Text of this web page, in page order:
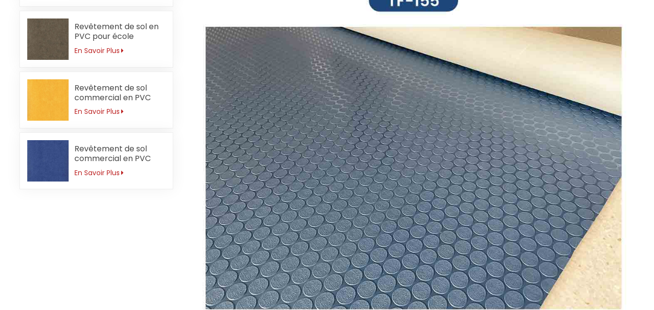
Revêtement de sol en
PVC pour école
secondaire 3 mm
résistant à l'usure
En Savoir Plus
Revêtement de sol
commercial en PVC
pour jardin d'enfants 3
mm imperméable
En Savoir Plus
Revêtement de sol
commercial en PVC
pour école primaire 3
mm antidérapant
En Savoir Plus